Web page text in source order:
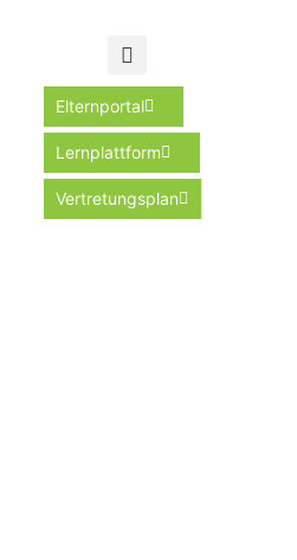
Elternportal
Lernplattform
Vertretungsplan